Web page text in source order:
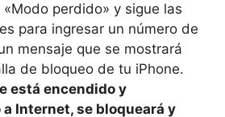
«Modo perdido»​ y ‍sigue las‌
para ​ingresar ​un número ‌de
⁣mensaje que⁣ se mostrará
de bloqueo ⁢de tu iPhone.
está encendido y
Internet, se bloqueará y